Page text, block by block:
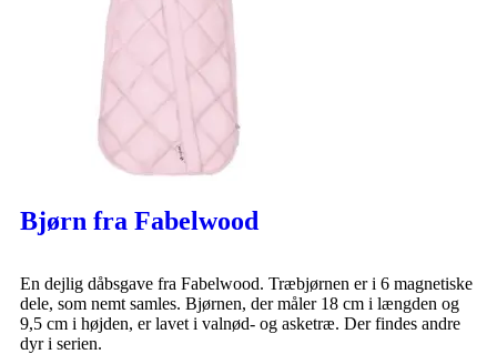
Bjørn fra Fabelwood
En dejlig dåbsgave fra Fabelwood. Træbjørnen er i 6 magnetiske
dele, som nemt samles. Bjørnen, der måler 18 cm i længden og
9,5 cm i højden, er lavet i valnød- og asketræ. Der findes andre
dyr i serien.